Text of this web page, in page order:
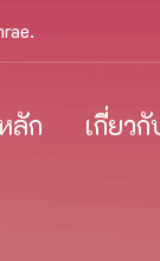
ลัก เกี่ยว